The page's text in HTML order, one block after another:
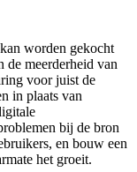
worden gekocht
de meerderheid van
voor juist de
in plaats van
bij de bron
en bouw een
het groeit.